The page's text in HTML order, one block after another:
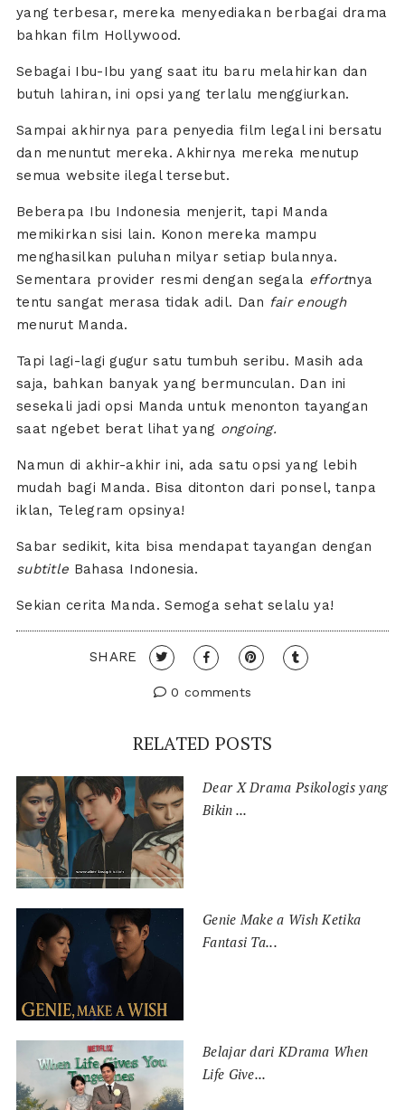
yang terbesar, mereka menyediakan berbagai drama
bahkan film Hollywood.
Sebagai Ibu-Ibu yang saat itu baru melahirkan dan
butuh lahiran, ini opsi yang terlalu menggiurkan.
Sampai akhirnya para penyedia film legal ini bersatu
dan menuntut mereka. Akhirnya mereka menutup
semua website ilegal tersebut.
Beberapa Ibu Indonesia menjerit, tapi Manda
memikirkan sisi lain. Konon mereka mampu
menghasilkan puluhan milyar setiap bulannya.
Sementara provider resmi dengan segala effortnya
tentu sangat merasa tidak adil. Dan fair enough
menurut Manda.
Tapi lagi-lagi gugur satu tumbuh seribu. Masih ada
saja, bahkan banyak yang bermunculan. Dan ini
sesekali jadi opsi Manda untuk menonton tayangan
saat ngebet berat lihat yang ongoing.
Namun di akhir-akhir ini, ada satu opsi yang lebih
mudah bagi Manda. Bisa ditonton dari ponsel, tanpa
iklan, Telegram opsinya!
Sabar sedikit, kita bisa mendapat tayangan dengan
subtitle Bahasa Indonesia.
Sekian cerita Manda. Semoga sehat selalu ya!
SHARE
0 comments
RELATED POSTS
Dear X Drama Psikologis yang
Bikin ...
Genie Make a Wish Ketika
Fantasi Ta...
Belajar dari KDrama When
Life Give...